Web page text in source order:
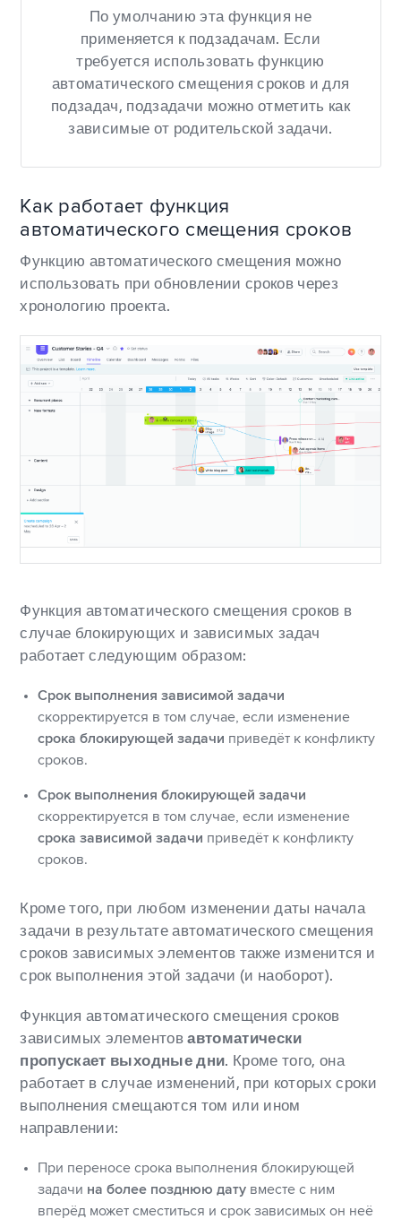
По умолчанию эта функция не
применяется к подзадачам. Если
требуется использовать функцию
автоматического смещения сроков и для
подзадач, подзадачи можно отметить как
зависимые от родительской задачи.
Как работает функция
автоматического смещения сроков
Функцию автоматического смещения можно
использовать при обновлении сроков через
хронологию проекта.
Функция автоматического смещения сроков в
случае блокирующих и зависимых задач
работает следующим образом:
Срок выполнения зависимой задачи
скорректируется в том случае, если изменение
срока блокирующей задачи приведёт к конфликту
сроков.
Срок выполнения блокирующей задачи
скорректируется в том случае, если изменение
срока зависимой задачи приведёт к конфликту
сроков.
Кроме того, при любом изменении даты начала
задачи в результате автоматического смещения
сроков зависимых элементов также изменится и
срок выполнения этой задачи (и наоборот).
Функция автоматического смещения сроков
зависимых элементовавтоматически
пропускает выходные дни. Кроме того, она
работает в случае изменений, при которых сроки
выполнения смещаются том или ином
направлении:
При переносе срока выполнения блокирующей
задачи на более позднюю дату вместе с ним
вперёд может сместиться и срок зависимых он неё